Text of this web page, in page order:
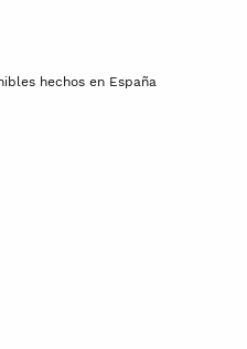
hechos en España